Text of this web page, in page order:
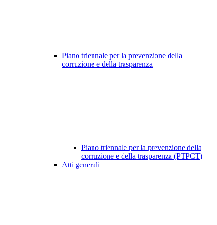
Piano triennale per la prevenzione della
corruzione e della trasparenza
Piano triennale per la prevenzione della
corruzione e della trasparenza (PTPCT)
Atti generali